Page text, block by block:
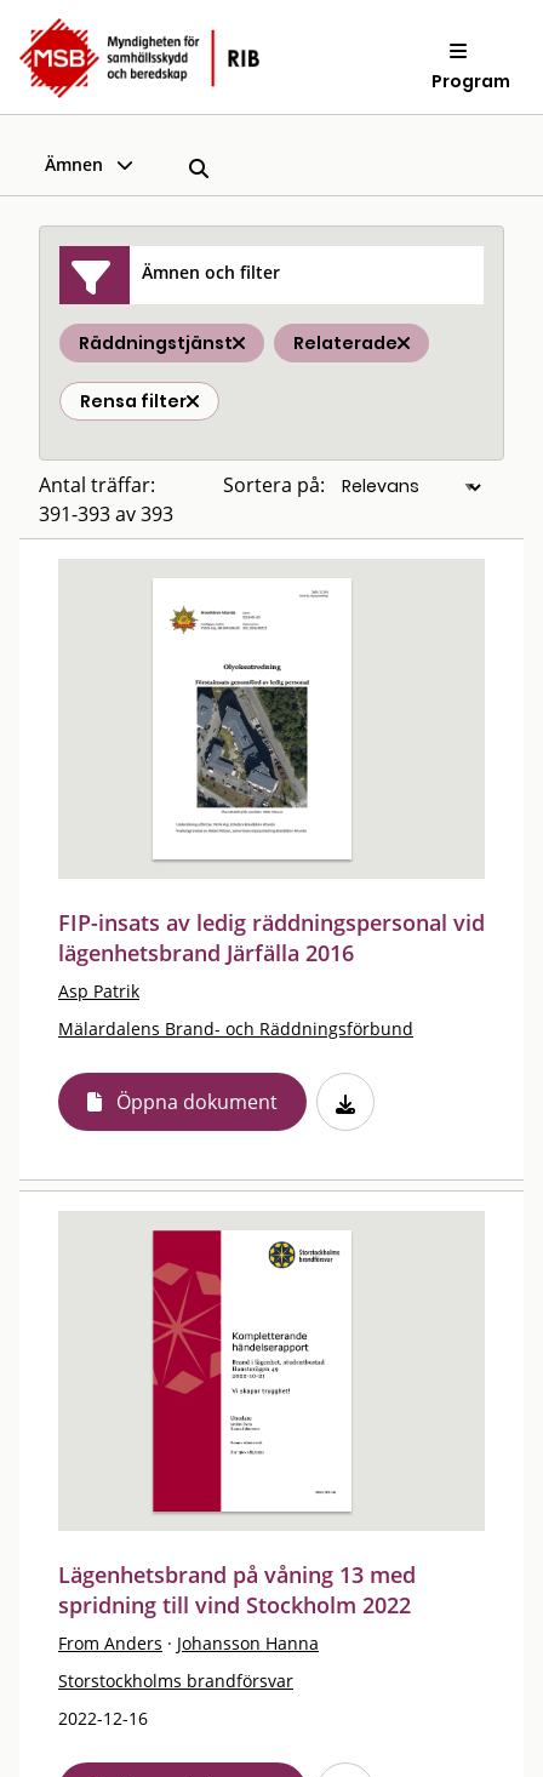
Program
Ämnen
Ämnen och filter
Räddningstjänst Relaterade
Rensa filter
Antal träffar:
391-393 av 393
Sortera på:
FIP-insats av ledig räddningspersonal vid
lägenhetsbrand Järfälla 2016
Asp Patrik
Mälardalens Brand- och Räddningsförbund
Öppna dokument
Lägenhetsbrand på våning 13 med
spridning till vind Stockholm 2022
From Anders · Johansson Hanna
Storstockholms brandförsvar
2022-12-16